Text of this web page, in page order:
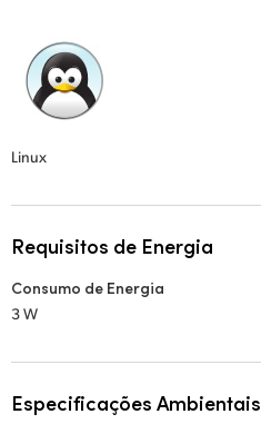
Linux
Requisitos de Energia
Consumo de Energia
3 W
Especificações Ambientais